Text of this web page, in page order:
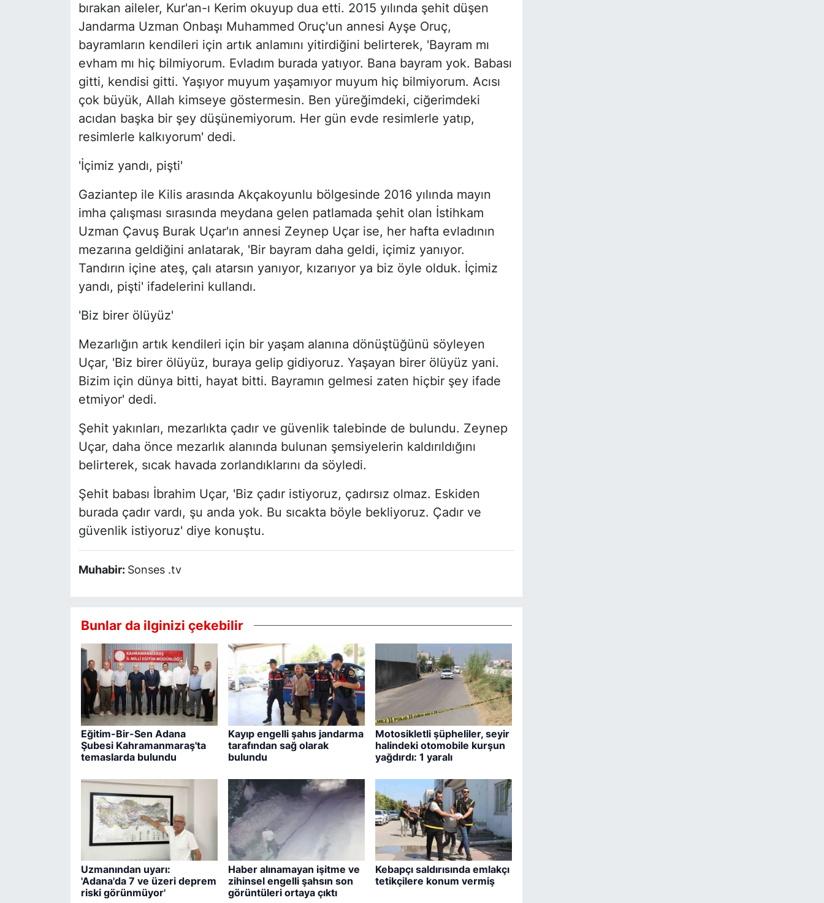
bırakan aileler, Kur'an-ı Kerim okuyup dua etti. 2015 yılında şehit düşen
Jandarma Uzman Onbaşı Muhammed Oruç'un annesi Ayşe Oruç,
bayramların kendileri için artık anlamını yitirdiğini belirterek, 'Bayram mı
evham mı hiç bilmiyorum. Evladım burada yatıyor. Bana bayram yok. Babası
gitti, kendisi gitti. Yaşıyor muyum yaşamıyor muyum hiç bilmiyorum. Acısı
çok büyük, Allah kimseye göstermesin. Ben yüreğimdeki, ciğerimdeki
acıdan başka bir şey düşünemiyorum. Her gün evde resimlerle yatıp,
resimlerle kalkıyorum' dedi.
'İçimiz yandı, pişti'
Gaziantep ile Kilis arasında Akçakoyunlu bölgesinde 2016 yılında mayın
imha çalışması sırasında meydana gelen patlamada şehit olan İstihkam
Uzman Çavuş Burak Uçar'ın annesi Zeynep Uçar ise, her hafta evladının
mezarına geldiğini anlatarak, 'Bir bayram daha geldi, içimiz yanıyor.
Tandırın içine ateş, çalı atarsın yanıyor, kızarıyor ya biz öyle olduk. İçimiz
yandı, pişti' ifadelerini kullandı.
'Biz birer ölüyüz'
Mezarlığın artık kendileri için bir yaşam alanına dönüştüğünü söyleyen
Uçar, 'Biz birer ölüyüz, buraya gelip gidiyoruz. Yaşayan birer ölüyüz yani.
Bizim için dünya bitti, hayat bitti. Bayramın gelmesi zaten hiçbir şey ifade
etmiyor' dedi.
Şehit yakınları, mezarlıkta çadır ve güvenlik talebinde de bulundu. Zeynep
Uçar, daha önce mezarlık alanında bulunan şemsiyelerin kaldırıldığını
belirterek, sıcak havada zorlandıklarını da söyledi.
Şehit babası İbrahim Uçar, 'Biz çadır istiyoruz, çadırsız olmaz. Eskiden
burada çadır vardı, şu anda yok. Bu sıcakta böyle bekliyoruz. Çadır ve
güvenlik istiyoruz' diye konuştu.
Muhabir: Sonses .tv
Bunlar da ilginizi çekebilir
Eğitim-Bir-Sen Adana
Şubesi Kahramanmaraş'ta
temaslarda bulundu
Kayıp engelli şahıs jandarma
tarafından sağ olarak
bulundu
Motosikletli şüpheliler, seyir
halindeki otomobile kurşun
yağdırdı: 1 yaralı
Uzmanından uyarı:
'Adana'da 7 ve üzeri deprem
riski görünmüyor'
Haber alınamayan işitme ve
zihinsel engelli şahsın son
görüntüleri ortaya çıktı
Kebapçı saldırısında emlakçı
tetikçilere konum vermiş